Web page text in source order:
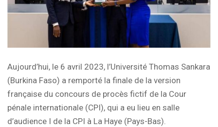
Aujourd’hui, le 6 avril 2023, l’Université Thomas Sankara
(Burkina Faso) a remporté la finale de la version
française du concours de procès fictif de la Cour
pénale internationale (CPI), qui a eu lieu en salle
d’audience I de la CPI à La Haye (Pays-Bas).